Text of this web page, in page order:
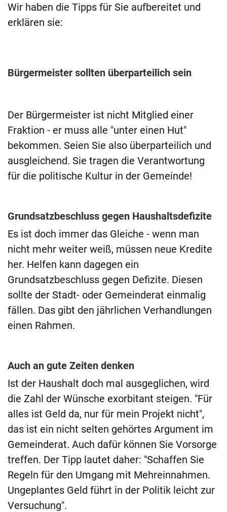
Wir haben die Tipps für Sie aufbereitet und
erklären sie:
Bürgermeister sollten überparteilich sein
Der Bürgermeister ist nicht Mitglied einer
Fraktion - er muss alle "unter einen Hut"
bekommen. Seien Sie also überparteilich und
ausgleichend. Sie tragen die Verantwortung
für die politische Kultur in der Gemeinde!
Grundsatzbeschluss gegen Haushaltsdefizite
Es ist doch immer das Gleiche - wenn man
nicht mehr weiter weiß, müssen neue Kredite
her. Helfen kann dagegen ein
Grundsatzbeschluss gegen Defizite. Diesen
sollte der Stadt- oder Gemeinderat einmalig
fällen. Das gibt den jährlichen Verhandlungen
einen Rahmen.
Auch an gute Zeiten denken
Ist der Haushalt doch mal ausgeglichen, wird
die Zahl der Wünsche exorbitant steigen. "Für
alles ist Geld da, nur für mein Projekt nicht",
das ist ein nicht selten gehörtes Argument im
Gemeinderat. Auch dafür können Sie Vorsorge
treffen. Der Tipp lautet daher: "Schaffen Sie
Regeln für den Umgang mit Mehreinnahmen.
Ungeplantes Geld führt in der Politik leicht zur
Versuchung".